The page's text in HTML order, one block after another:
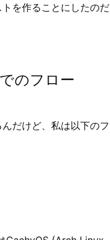
を作ることにしたのだ
のフロー
だけど、私は以下のフ